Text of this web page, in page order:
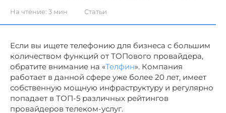
На чтение: 3 мин Статьи
Если вы ищете телефонию для бизнеса с большим
количеством функций от ТОПового провайдера,
обратите внимание на «Телфин». Компания
работает в данной сфере уже более 20 лет, имеет
собственную мощную инфраструктуру и регулярно
попадает в ТОП-5 различных рейтингов
провайдеров телеком-услуг.